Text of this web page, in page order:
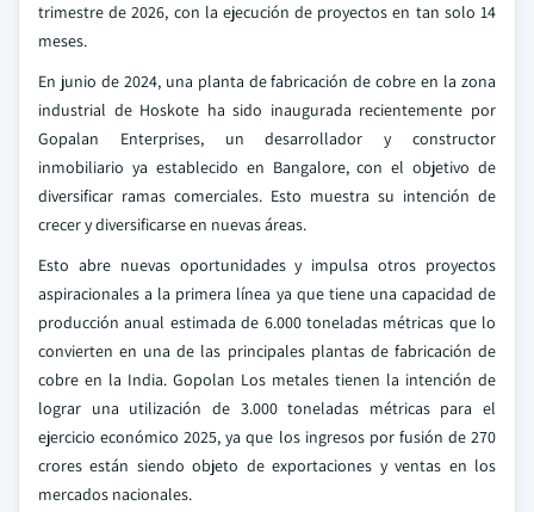
trimestre de 2026, con la ejecución de proyectos en tan solo 14
meses.
En junio de 2024, una planta de fabricación de cobre en la zona
industrial de Hoskote ha sido inaugurada recientemente por
Gopalan Enterprises, un desarrollador y constructor
inmobiliario ya establecido en Bangalore, con el objetivo de
diversificar ramas comerciales. Esto muestra su intención de
crecer y diversificarse en nuevas áreas.
Esto abre nuevas oportunidades y impulsa otros proyectos
aspiracionales a la primera línea ya que tiene una capacidad de
producción anual estimada de 6.000 toneladas métricas que lo
convierten en una de las principales plantas de fabricación de
cobre en la India. Gopolan Los metales tienen la intención de
lograr una utilización de 3.000 toneladas métricas para el
ejercicio económico 2025, ya que los ingresos por fusión de 270
crores están siendo objeto de exportaciones y ventas en los
mercados nacionales.